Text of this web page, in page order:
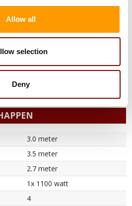
Allow all
selection
Deny
(verplicht bij
BTW
BTW
In
3.0 meter
3.5 meter
2.7 meter
1x 1100 watt
4